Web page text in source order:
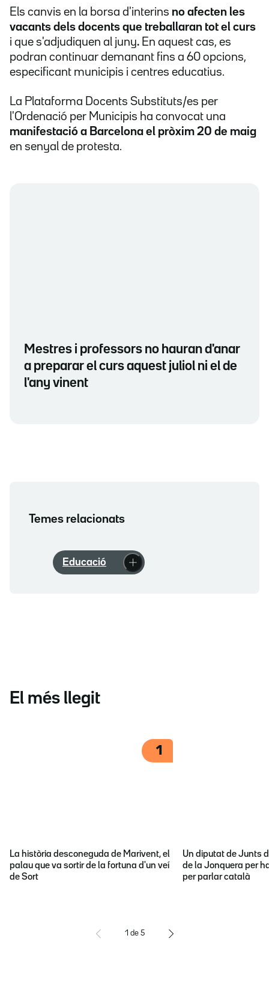
Els canvis en la borsa d'interins no afecten les
vacants dels docents que treballaran tot el curs
i que s'adjudiquen al juny. En aquest cas, es
podran continuar demanant fins a 60 opcions,
especificant municipis i centres educatius.
La Plataforma Docents Substituts/es per
l'Ordenació per Municipis ha convocat una
manifestació a Barcelona el pròxim 20 de maig
en senyal de protesta.
Mestres i professors no hauran d'anar
a preparar el curs aquest juliol ni el de
l'any vinent
Temes relacionats
Educació
El més llegit
1
La història desconeguda de Marivent, el
palau que va sortir de la fortuna d'un veí
de Sort
Un diputat de Junts
de la Jonquera per
per parlar català
1 de 5